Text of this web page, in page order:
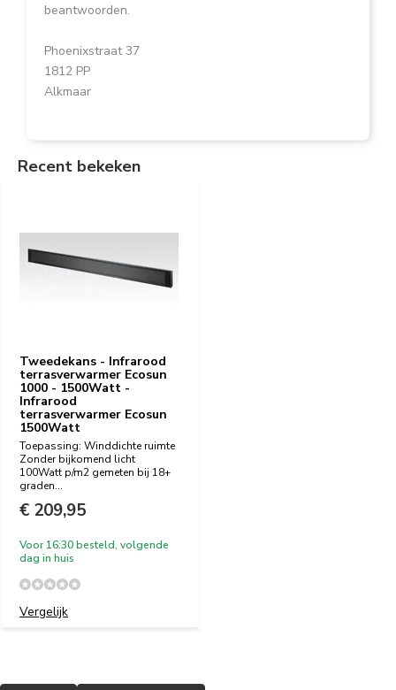
beantwoorden.
Phoenixstraat 37
1812 PP
Alkmaar
Recent bekeken
Tweedekans - Infrarood
terrasverwarmer Ecosun
1000 - 1500Watt -
Infrarood
terrasverwarmer Ecosun
1500Watt
Toepassing: Winddichte ruimte
Zonder bijkomend licht
100Watt p/m2 gemeten bij 18+
graden...
€ 209,95
Voor 16:30 besteld, volgende
dag in huis
Vergelijk